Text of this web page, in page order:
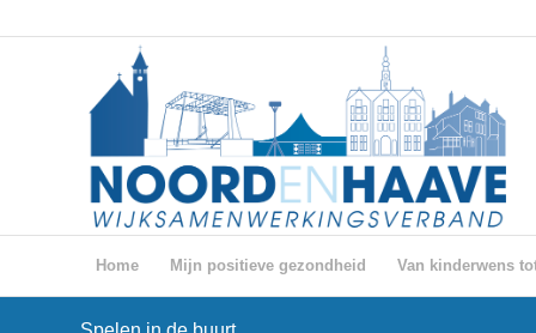
Home Mijn positieve gezondheid Van kinderwens